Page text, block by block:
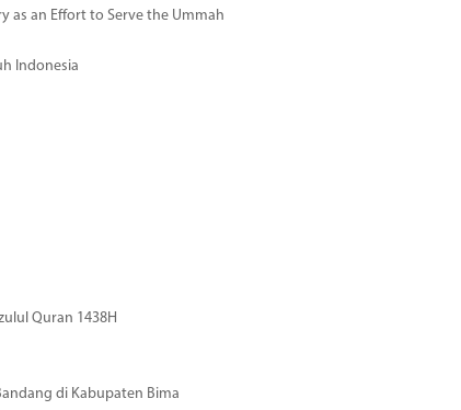
as an Effort to Serve the Ummah
Indonesia
Quran 1438H
di Kabupaten Bima